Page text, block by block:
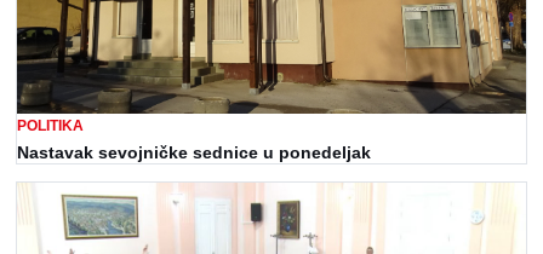
POLITIKA
Nastavak sevojničke sednice u ponedeljak